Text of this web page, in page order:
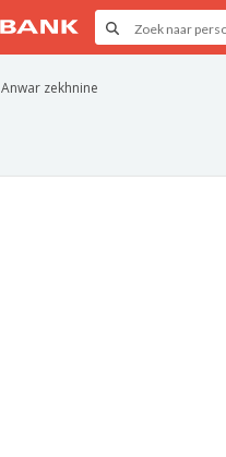
Anwar zekhnine